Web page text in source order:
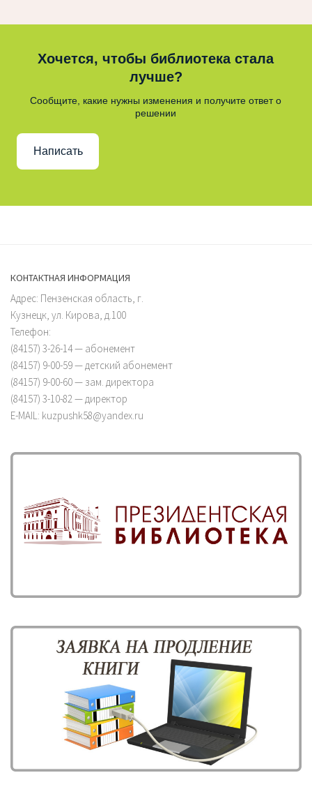
Хочется, чтобы библиотека стала
лучше?
Сообщите, какие нужны изменения и получите ответ о
решении
Написать
КОНТАКТНАЯ ИНФОРМАЦИЯ
Адрес: Пензенская область, г.
Кузнецк, ул. Кирова, д.100
Телефон:
(84157) 3-26-14 — абонемент
(84157) 9-00-59 — детский абонемент
(84157) 9-00-60 — зам. директора
(84157) 3-10-82 — директор
E-MAIL: kuzpushk58@yandex.ru